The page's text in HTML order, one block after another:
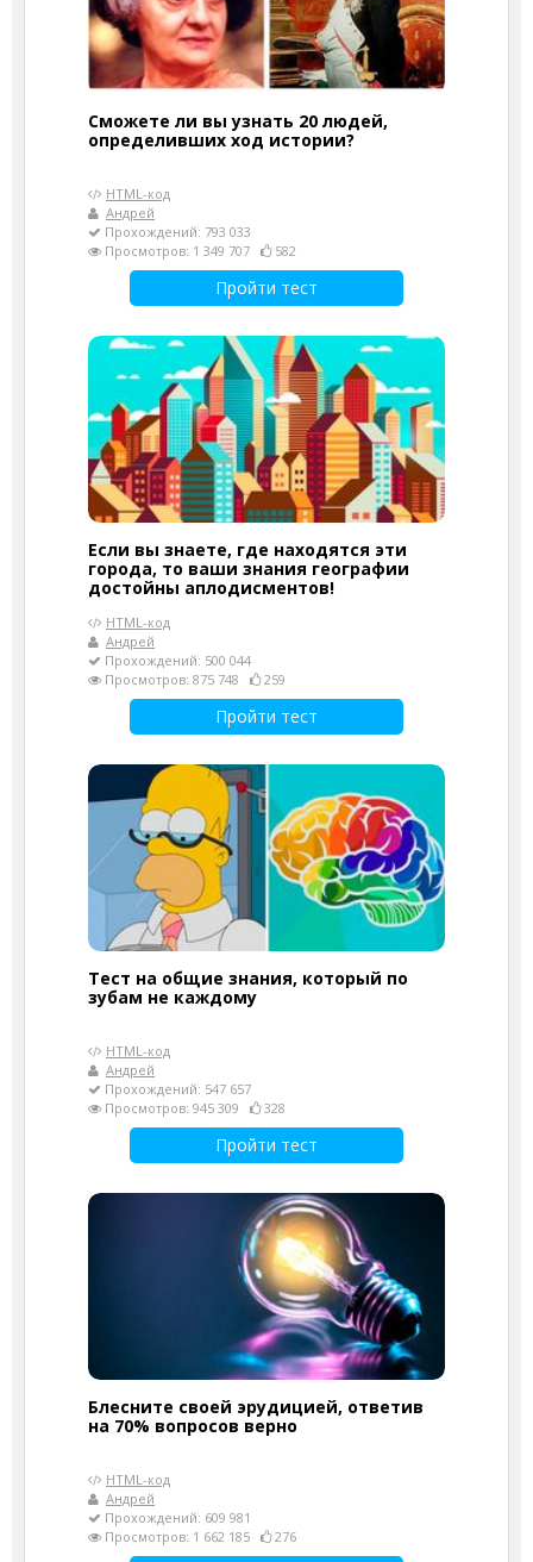
Сможете ли вы узнать 20 людей,
определивших ход истории?
HTML-код
Андрей
Прохождений: 793 033
Просмотров: 1 349 707
582
Пройти тест
Если вы знаете, где находятся эти
города, то ваши знания географии
достойны аплодисментов!
HTML-код
Андрей
Прохождений: 500 044
Просмотров: 875 748
259
Пройти тест
Тест на общие знания, который по
зубам не каждому
HTML-код
Андрей
Прохождений: 547 657
Просмотров: 945 309
328
Пройти тест
Блесните своей эрудицией, ответив
на 70% вопросов верно
HTML-код
Андрей
Прохождений: 609 981
Просмотров: 1 662 185
276